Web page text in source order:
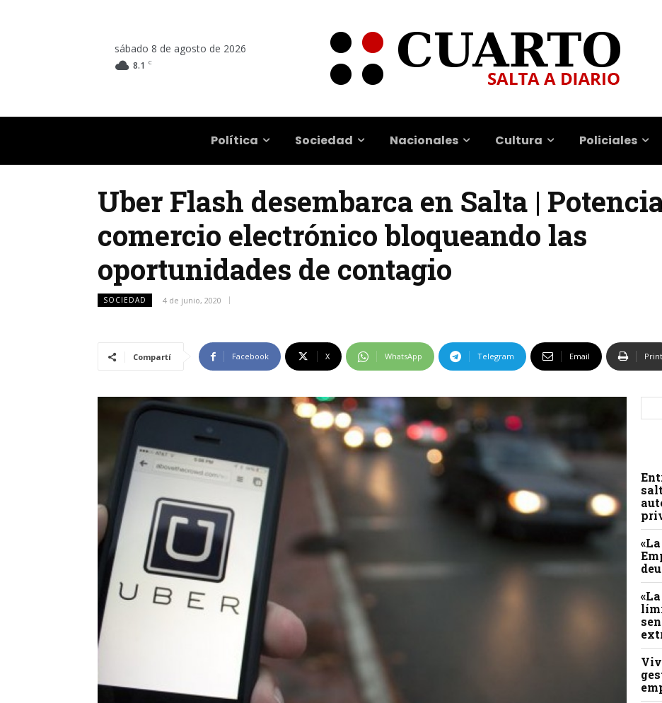
sábado 8 de agosto de 2026
8.1 C
Política Sociedad Nacionales Cultura Policiales
Uber Flash desembarca en Salta |
comercio electrónico bloqueando las
oportunidades de contagio
SOCIEDAD 4 de junio, 2020
Compartí Facebook X WhatsApp Telegram Email Print